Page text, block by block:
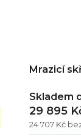
Mrazicí
Skladem
24 707 Kč
29 895